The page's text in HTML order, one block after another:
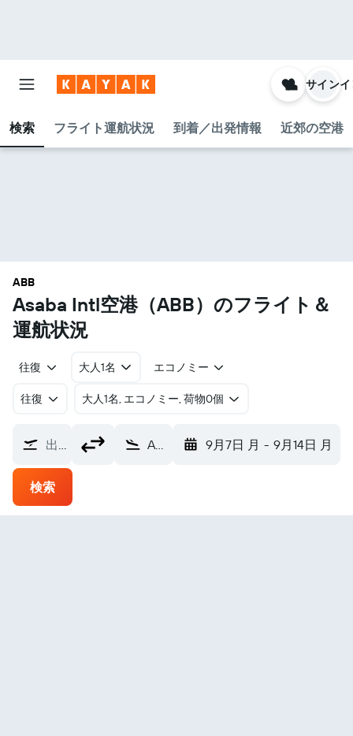
検索 フライト運航状況 到着／出発情報 近郊の空港
サイン
ABB
Asaba Intl空港​（ABB​）のフライト＆
運航状況
往復 大人1名 エコノミー
往復 ​大人1名, エコノミー, 荷物0個
出発地 Asaba Intl (ABB) 9月7日 月 - 9月14日 月
検索